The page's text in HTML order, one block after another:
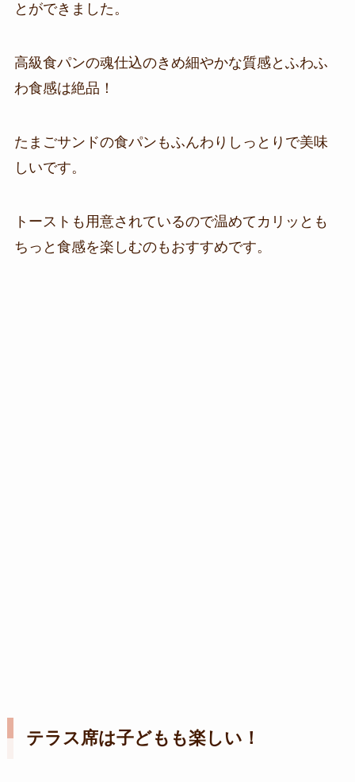
とができました。
高級食パンの魂仕込のきめ細やかな質感とふわふ
わ食感は絶品！
たまごサンドの食パンもふんわりしっとりで美味
しいです。
トーストも用意されているので温めてカリッとも
ちっと食感を楽しむのもおすすめです。
テラス席は子どもも楽しい！